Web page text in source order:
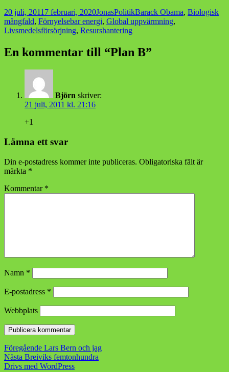
Postat
20 juli, 2011 7 februari, 2020Författare
JonasKategorier
PolitikTaggar
Barack Obama, Biologisk
mångfald, Förnyelsebar energi, Global uppvärmning,
Livsmedelsförsörjning, Resurshantering
En kommentar till “Plan B”
Björn skriver:
21 juli, 2011 kl. 21:16
+1
Lämna ett svar
Din e-postadress kommer inte publiceras. Obligatoriska fält är
märkta *
Kommentar *
Namn *
E-postadress *
Webbplats
Inläggsnavigering
Föregående Föregående
inlägg:
Lars Bern och jag
Nästa Nästa
inlägg:
Breiviks femtonhundra
Drivs med WordPress